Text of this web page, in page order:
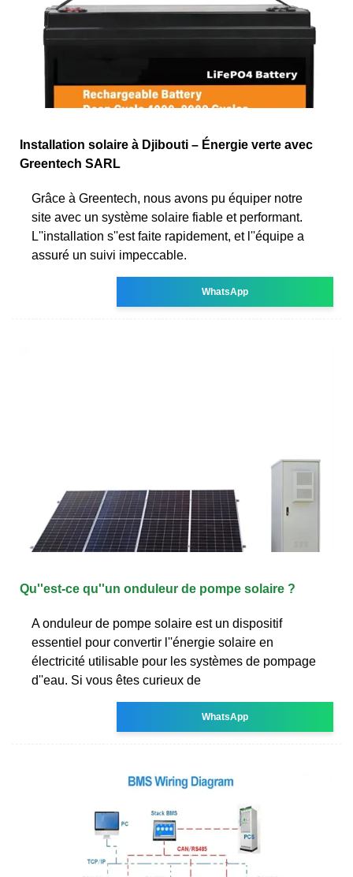
Installation solaire à Djibouti – Énergie verte avec
Greentech SARL
Grâce à Greentech, nous avons pu équiper notre
site avec un système solaire fiable et performant.
L''installation s''est faite rapidement, et l''équipe a
assuré un suivi impeccable.
WhatsApp
Qu''est-ce qu''un onduleur de pompe solaire ?
A onduleur de pompe solaire est un dispositif
essentiel pour convertir l''énergie solaire en
électricité utilisable pour les systèmes de pompage
d''eau. Si vous êtes curieux de
WhatsApp